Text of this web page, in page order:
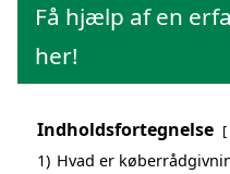
Få hjælp af en
her!
Indholdsfortegnelse
1) Hvad er